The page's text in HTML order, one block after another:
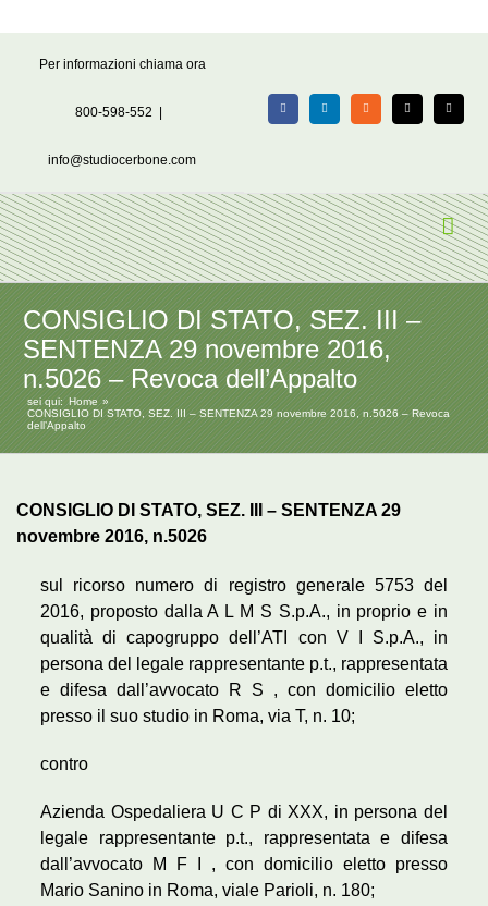
Per informazioni chiama ora
800-598-552
info@studiocerbone.com
FacebookLinkedIn Rss X Email
CONSIGLIO DI STATO, SEZ. III –
SENTENZA 29 novembre 2016,
n.5026 – Revoca dell’Appalto
sei qui:
Home
CONSIGLIO DI STATO, SEZ. III – SENTENZA 29 novembre 2016, n.5026 – Revoca
dell’Appalto
CONSIGLIO DI STATO, SEZ. III – SENTENZA 29
novembre 2016, n.5026
sul ricorso numero di registro generale 5753 del
2016, proposto dalla A L M S S.p.A., in proprio e in
qualità di capogruppo dell’ATI con V I S.p.A., in
persona del legale rappresentante p.t., rappresentata
e difesa dall’avvocato R S , con domicilio eletto
presso il suo studio in Roma, via T, n. 10;
contro
Azienda Ospedaliera U C P di XXX, in persona del
legale rappresentante p.t., rappresentata e difesa
dall’avvocato M F I , con domicilio eletto presso
Mario Sanino in Roma, viale Parioli, n. 180;